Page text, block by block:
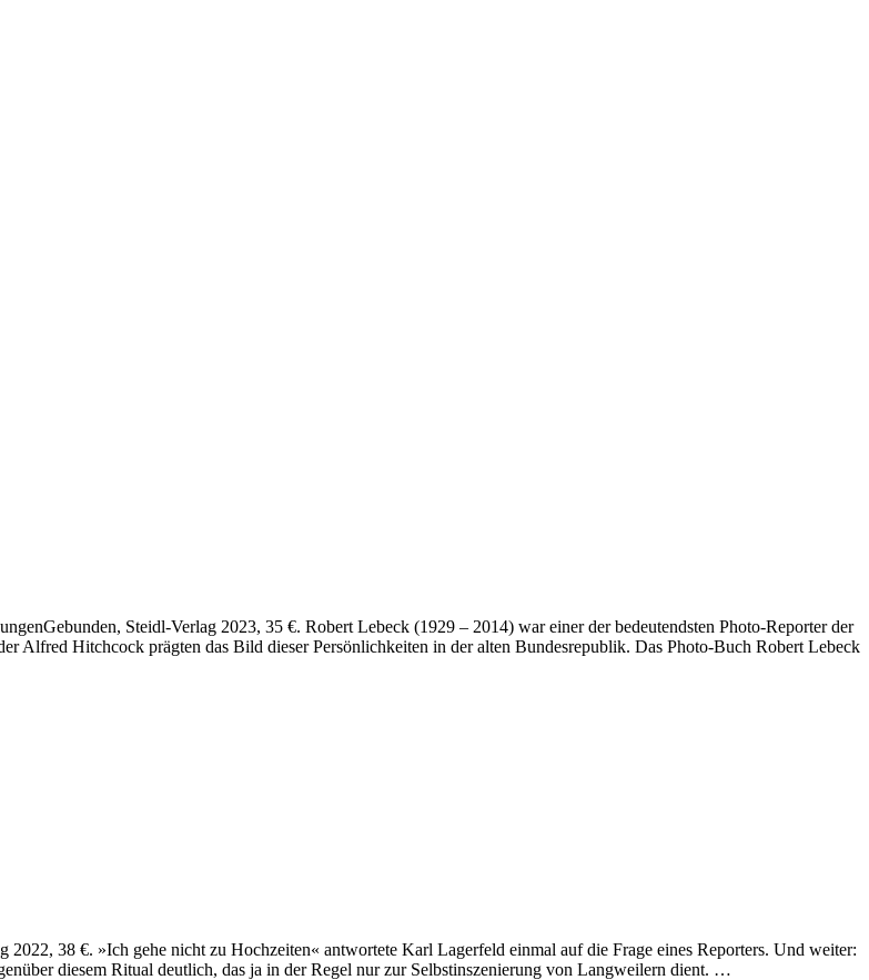
Steidl-Verlag 2023, 35 €. Robert Lebeck (1929 – 2014) war einer der bedeutendsten Photo-Reporter der
Alfred Hitchcock prägten das Bild dieser Persönlichkeiten in der alten Bundesrepublik. Das Photo-Buch Robert Lebeck
38 €. »Ich gehe nicht zu Hochzeiten« antwortete Karl Lagerfeld einmal auf die Frage eines Reporters. Und weiter:
diesem Ritual deutlich, das ja in der Regel nur zur Selbstinszenierung von Langweilern dient. …